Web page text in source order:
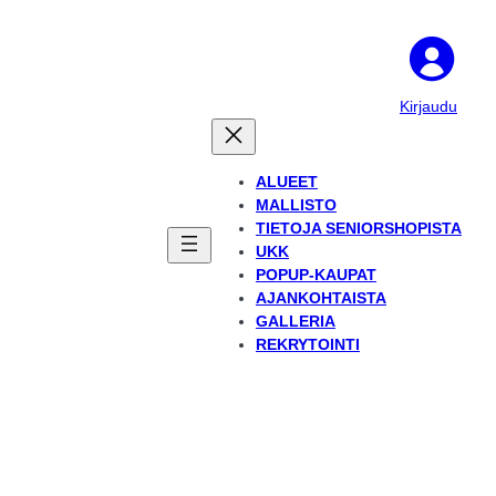
Kirjaudu
ALUEET
MALLISTO
TIETOJA SENIORSHOPISTA
UKK
POPUP-KAUPAT
AJANKOHTAISTA
GALLERIA
REKRYTOINTI